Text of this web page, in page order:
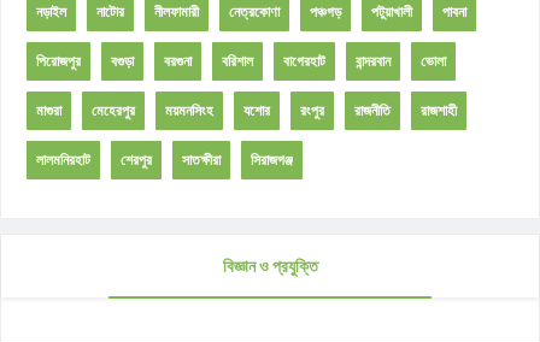
নড়াইল নাটোর নীলফামারী নেত্রকোণা পঞ্চগড় পটুয়াখালী পাবনা
পিরোজপুর বগুড়া বরগুনা বরিশাল বাগেরহাট বান্দরবান ভোলা
মাগুরা মেহেরপুর ময়মনসিংহ যশোর রংপুর রাজনীতি রাজশাহী
লালমনিরহাট শেরপুর সাতক্ষীরা সিরাজগঞ্জ
বিজ্ঞান ও প্রযুক্তি